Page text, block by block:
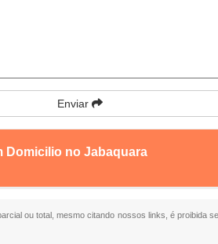
Enviar
Domicilio no Jabaquara
ou total, mesmo citando nossos links, é proibida